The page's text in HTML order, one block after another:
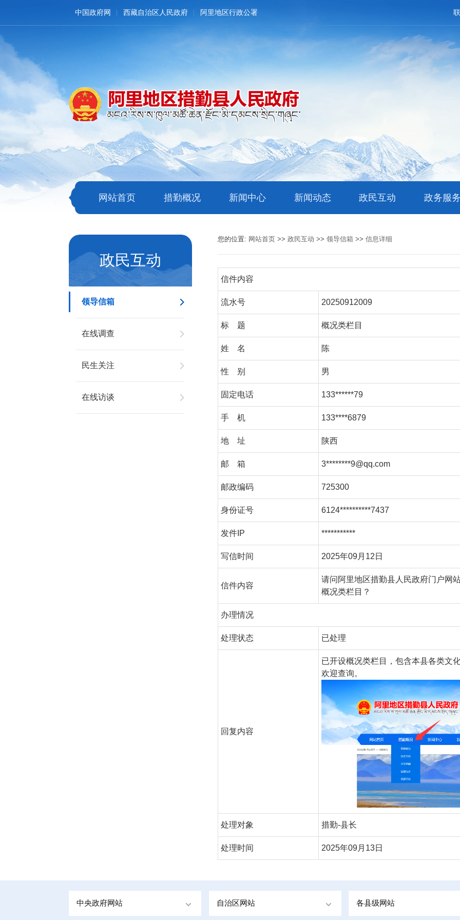
中国政府网 西藏自治区人民政府 阿里地区行政公署
网站首页 措勤概况 新闻中心 新闻动态 政民互动 政务服
政民互动
领导信箱
在线调查
民生关注
在线访谈
您的位置: 网站首页 >>政民互动 >>领导信箱 >>信息详细
信件内容
流水号 20250912009
标 题 概况类栏目
姓 名 陈
性 别 男
固定电话 133******79
手 机 133****6879
地 址 陕西
邮 箱 3********9@qq.com
邮政编码 725300
身份证号 6124**********7437
发件IP ***********
写信时间 2025年09月12日
信件内容
请问阿里地区措勤县人民政府门户网
概况类栏目？
办理情况
处理状态 已处理
回复内容
已开设概况类栏目，包含本县各类文
欢迎查询。
处理对象 措勤-县长
处理时间 2025年09月13日
中央政府网站 自治区网站 各县级网站